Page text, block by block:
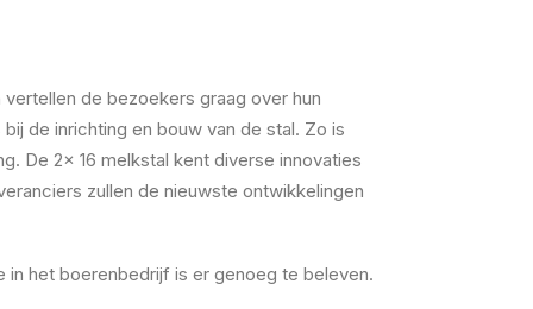
de bezoekers graag over hun
de inrichting en bouw van de stal. Zo is
De 2x 16 melkstal kent diverse innovaties
zullen de nieuwste ontwikkelingen
het boerenbedrijf is er genoeg te beleven.